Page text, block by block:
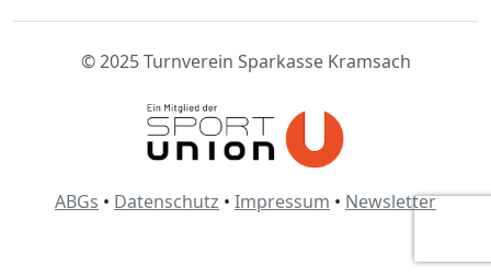
© 2025 Turnverein Sparkasse Kramsach
ABGs • Datenschutz • Impressum • Newsletter